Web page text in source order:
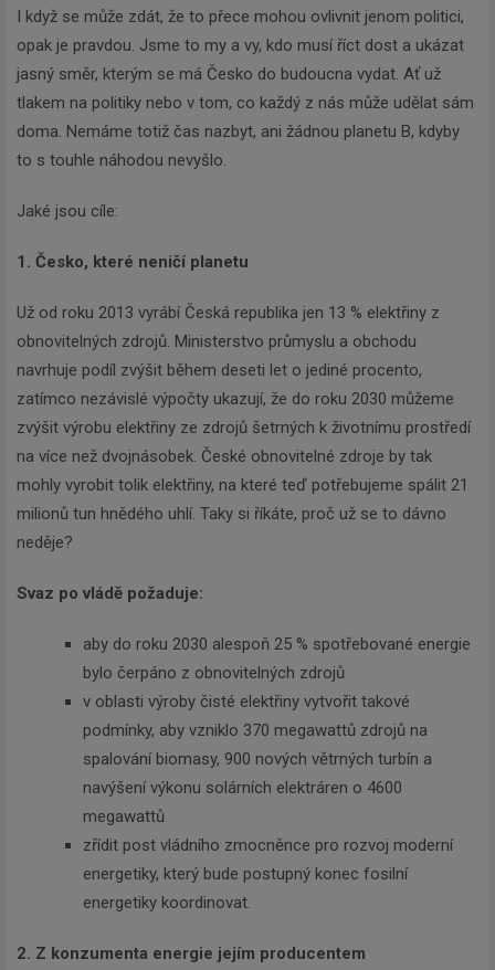
I když se může zdát, že to přece mohou ovlivnit jenom politici,
opak je pravdou. Jsme to my a vy, kdo musí říct dost a ukázat
jasný směr, kterým se má Česko do budoucna vydat. Ať už
tlakem na politiky nebo v tom, co každý z nás může udělat sám
doma. Nemáme totiž čas nazbyt, ani žádnou planetu B, kdyby
to s touhle náhodou nevyšlo.
Jaké jsou cíle:
1. Česko, které neničí planetu
Už od roku 2013 vyrábí Česká republika jen 13 % elektřiny z
obnovitelných zdrojů. Ministerstvo průmyslu a obchodu
navrhuje podíl zvýšit během deseti let o jediné procento,
zatímco nezávislé výpočty ukazují, že do roku 2030 můžeme
zvýšit výrobu elektřiny ze zdrojů šetrných k životnímu prostředí
na více než dvojnásobek. České obnovitelné zdroje by tak
mohly vyrobit tolik elektřiny, na které teď potřebujeme spálit 21
milionů tun hnědého uhlí. Taky si říkáte, proč už se to dávno
neděje?
Svaz po vládě požaduje:
aby do roku 2030 alespoň 25 % spotřebované energie
bylo čerpáno z obnovitelných zdrojů
v oblasti výroby čisté elektřiny vytvořit takové
podmínky, aby vzniklo 370 megawattů zdrojů na
spalování biomasy, 900 nových větrných turbín a
navýšení výkonu solárních elektráren o 4600
megawattů
zřídit post vládního zmocněnce pro rozvoj moderní
energetiky, který bude postupný konec fosilní
energetiky koordinovat.
2. Z konzumenta energie jejím producentem